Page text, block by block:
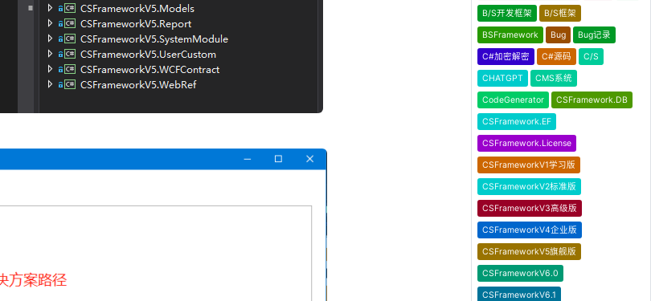
B/S开发框架 B/S框架
BSFramework Bug Bug记录
C#加密解密 C#源码 C/S
CHATGPT CMS系统
CodeGenerator CSFramework.DB
CSFramework.EF
CSFramework.License
CSFrameworkV1学习版
CSFrameworkV2标准版
CSFrameworkV3高级版
CSFrameworkV4企业版
CSFrameworkV5旗舰版
CSFrameworkV6.0
CSFrameworkV6.1